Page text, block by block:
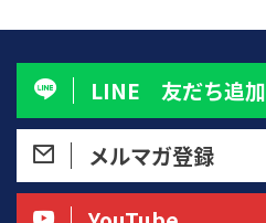
たちは「未来」にばかり意 ...
LINE 友だち追加
メルマガ登録